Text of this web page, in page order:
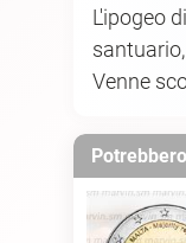
L'ipogeo
Venne